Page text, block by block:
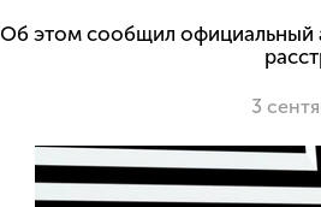
Об этом сообщил официальный
3